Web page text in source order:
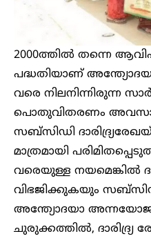
2000ത്തിൽ തന്നെ
പദ്ധതിയാണ്
വരെ നിലനിന്നിരുന്ന
പൊതുവിതരണം
സബ്സിഡി
മാത്രമായി
വരെയുള്ള നയമെങ്കിൽ
വിഭജിക്കുകയും
അന്ത്യോദയാ
ചുരുക്കത്തിൽ, ദാരിദ്ര്യ